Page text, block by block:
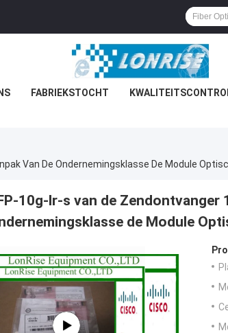
FABRIEKSTOCHT
Van De Ondernemingsklasse De Module
10g-lr-s van de Zendontvanger
de Module